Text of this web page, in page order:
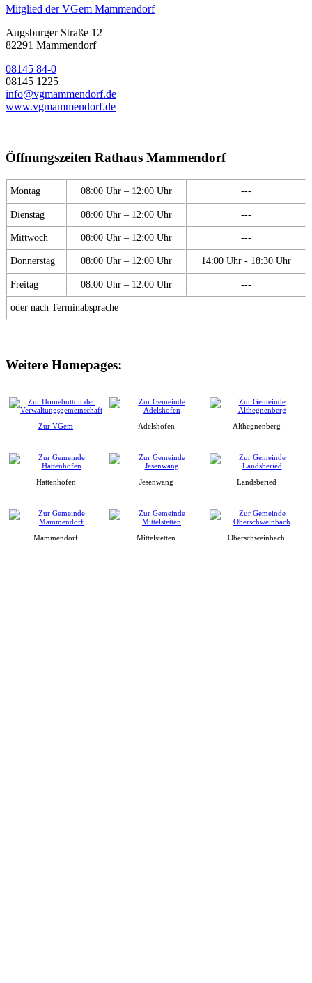
Mitglied der VGem Mammendorf
Augsburger Straße 12
82291 Mammendorf
08145 84-0
08145 1225
info@vgmammendorf.de
www.vgmammendorf.de
Öffnungszeiten Rathaus Mammendorf
Montag 08:00 Uhr – 12:00 Uhr ---
Dienstag 08:00 Uhr – 12:00 Uhr ---
Mittwoch 08:00 Uhr – 12:00 Uhr ---
Donnerstag 08:00 Uhr – 12:00 Uhr 14:00 Uhr - 18:30 Uhr
Freitag 08:00 Uhr – 12:00 Uhr ---
oder nach Terminabsprache
Weitere Homepages:
Zur VGem Adelshofen Althegnenberg
Hattenhofen Jesenwang Landsberied
Mammendorf Mittelstetten Oberschweinbach